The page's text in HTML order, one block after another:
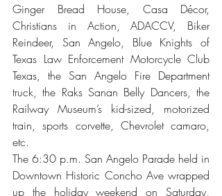
Ginger Bread House, Casa Décor,
Christians in Action, ADACCV, Biker
Reindeer, San Angelo, Blue Knights of
Texas Law Enforcement Motorcycle Club
Texas, the San Angelo Fire Department
truck, the Raks Sanan Belly Dancers, the
Railway Museum’s kid-sized, motorized
train, sports corvette, Chevrolet camaro,
etc.
The 6:30 p.m. San Angelo Parade held in
Downtown Historic Concho Ave wrapped
up the holiday weekend on Saturday,